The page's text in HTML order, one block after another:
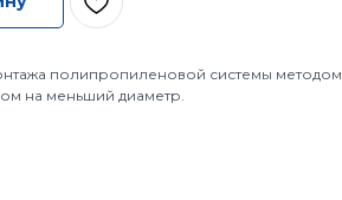
полипропиленовой системы методом
на меньший диаметр.